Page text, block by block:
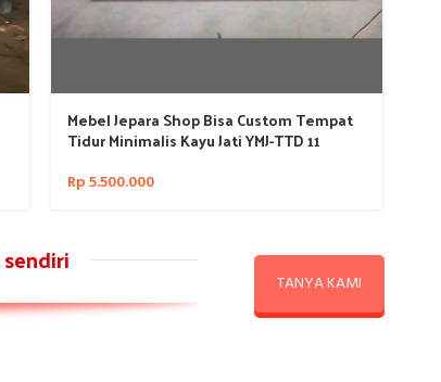
Mebel Jepara Shop Bisa Custom Tempat
Tidur Minimalis Kayu Jati YMJ-TTD 11
Rp5.500.000
TANYA KAMI